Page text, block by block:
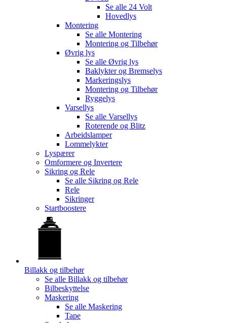
Se alle 24 Volt
Hovedlys
Montering
Se alle Montering
Montering og Tilbehør
Øvrig lys
Se alle Øvrig lys
Baklykter og Bremselys
Markeringslys
Montering og Tilbehør
Ryggelys
Varsellys
Se alle Varsellys
Roterende og Blitz
Arbeidslamper
Lommelykter
Lyspærer
Omformere og Invertere
Sikring og Rele
Se alle Sikring og Rele
Rele
Sikringer
Startboostere
Billakk og tilbehør
Se alle Billakk og tilbehør
Bilbeskyttelse
Maskering
Se alle Maskering
Tape